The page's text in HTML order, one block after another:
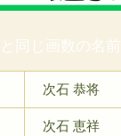
と同じ画数の名前
次石 恭将
次石 恵祥